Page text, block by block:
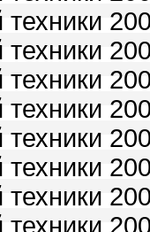
техники
техники
техники
техники
техники
техники
техники
техники